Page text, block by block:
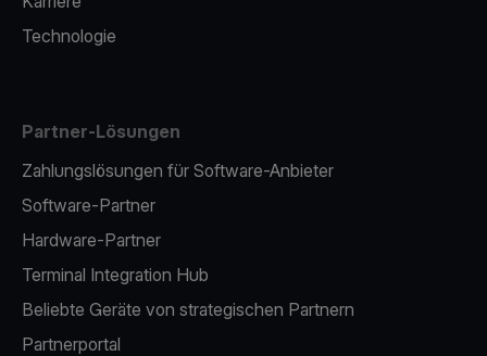
Technologie
Partner-Lösungen
Zahlungslösungen für Software-Anbieter
Software-Partner
Hardware-Partner
Terminal Integration Hub
Beliebte Geräte von strategischen Partnern
Partnerportal